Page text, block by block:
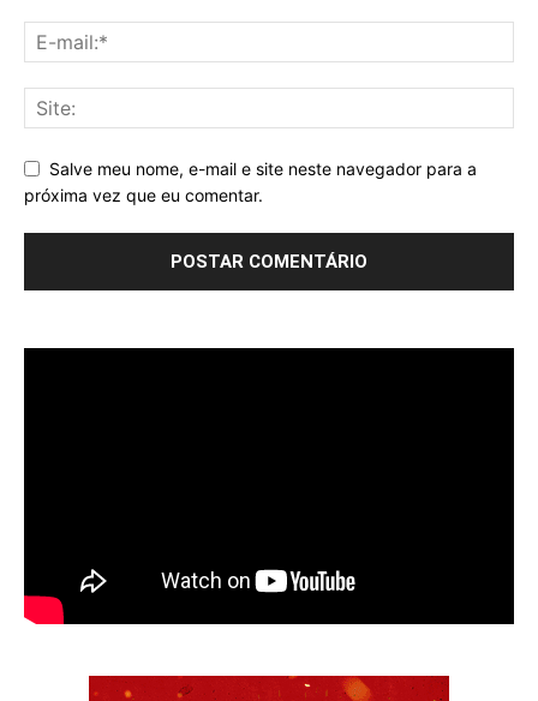
Salve meu nome, e-mail e site neste navegador para a
próxima vez que eu comentar.